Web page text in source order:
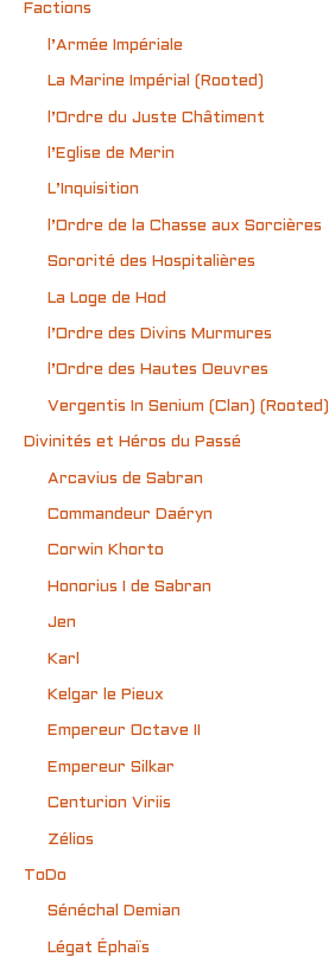
Factions
l’Armée Impériale
La Marine Impérial (Rooted)
l’Ordre du Juste Châtiment
l’Eglise de Merin
L’Inquisition
l’Ordre de la Chasse aux Sorcières
Sororité des Hospitalières
La Loge de Hod
l’Ordre des Divins Murmures
l’Ordre des Hautes Oeuvres
Vergentis In Senium (Clan) (Rooted)
Divinités et Héros du Passé
Arcavius de Sabran
Commandeur Daéryn
Corwin Khorto
Honorius I de Sabran
Jen
Karl
Kelgar le Pieux
Empereur Octave II
Empereur Silkar
Centurion Viriis
Zélios
ToDo
Sénéchal Demian
Légat Éphaïs